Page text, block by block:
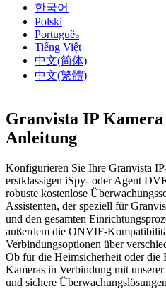
한국어
Polski
Português
Tiếng Việt
中文(简体)
中文(繁體)
Granvista IP
Anleitung
Konfigurieren Sie Ihre Granvista
erstklassigen iSpy- oder Agent
robuste kostenlose
Assistenten, der speziell für
und den gesamten
außerdem die ONVIF-
Verbindungsoptionen über
Ob für die Heimsicherheit oder die
Kameras in Verbindung mit
und sichere